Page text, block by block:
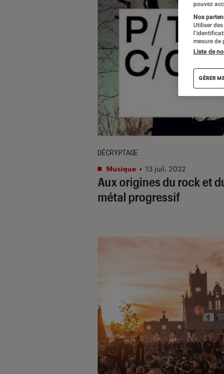
Aux origines du rock et
métal progressif
DÉCRYPTAGE
Musique • 13 juil. 2022
pouvez
Nos
Utiliser
mesure de
Liste de
GÉRER